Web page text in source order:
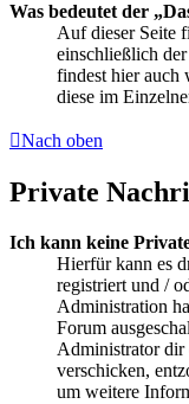
Was bedeutet der
Auf dieser Seite
einschließlich
findest hier auch
diese im
Nach oben
Private
Ich kann keine
Hierfür kann es
registriert und /
Administration
Forum
Administrator dir
verschicken,
um weitere